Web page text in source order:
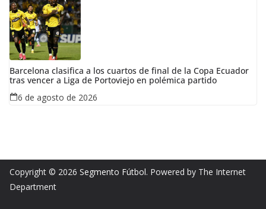
Barcelona clasifica a los cuartos de final de la Copa Ecuador
tras vencer a Liga de Portoviejo en polémica partido
6 de agosto de 2026
Copyright © 2026 Segmento Fútbol. Powered by The Internet
Department